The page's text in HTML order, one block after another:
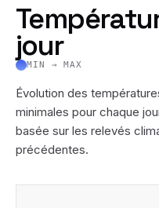
jour
MIN → MAX
Évolution des
minimales pour chaque
basée sur les relevés
précédentes.